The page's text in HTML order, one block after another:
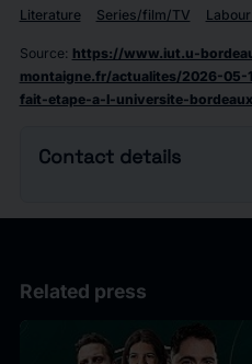
Literature Series/film/TV
Source: https://www.iut.u-
montaigne.fr/actualites/2026-
fait-etape-a-l-universite-
Contact details
Related press